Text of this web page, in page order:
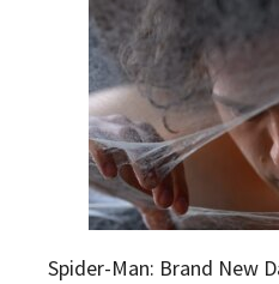
Spider-Man: Brand New